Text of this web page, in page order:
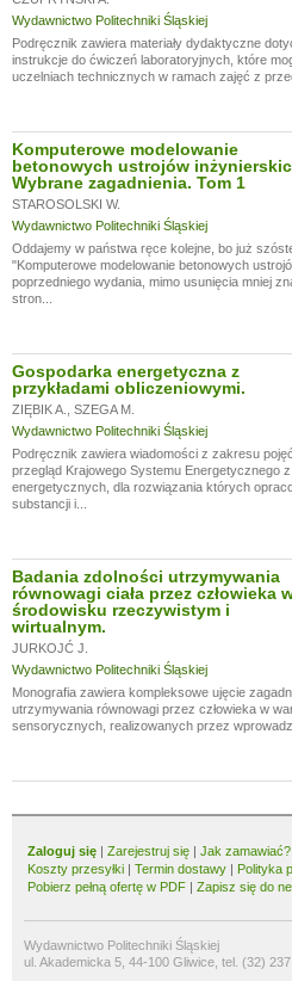
Wydawnictwo Politechniki Śląskiej
Podręcznik zawiera materiały dydaktyczne
instrukcje do ćwiczeń laboratoryjnych, które
uczelniach technicznych w ramach zajęć z
Komputerowe modelowanie
betonowych ustrojów
Wybrane zagadnienia. Tom 1
STAROSOLSKI W.
Wydawnictwo Politechniki Śląskiej
Oddajemy w państwa ręce kolejne, bo już
"Komputerowe modelowanie betonowych
poprzedniego wydania, mimo usunięcia mniej
stron...
Gospodarka energetyczna z
przykładami obliczeniowymi.
ZIĘBIK A.
SZEGA M.
Wydawnictwo Politechniki Śląskiej
Podręcznik zawiera wiadomości z zakresu
przegląd Krajowego Systemu Energetycznego
energetycznych, dla rozwiązania których
substancji i...
Badania zdolności utrzymywania
równowagi ciała przez człowieka
środowisku rzeczywistym i
wirtualnym.
JURKOJĆ J.
Wydawnictwo Politechniki Śląskiej
Monografia zawiera kompleksowe ujęcie
utrzymywania równowagi przez człowieka w
sensorycznych, realizowanych przez
Zaloguj się | Zarejestruj się | Jak zamawiać?
Koszty przesyłki | Termin dostawy | Polityka
Pobierz pełną ofertę w PDF | Zapisz się do
Wydawnictwo Politechniki Śląskiej
ul. Akademicka 5, 44-100 Gliwice, tel. (32)